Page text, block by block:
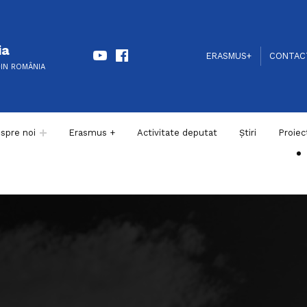
ROMÂNIA
SOCIAL LINKS
YoutubeFacebook
ERASMUS+
noi Erasmus + Activitate deputat Știri